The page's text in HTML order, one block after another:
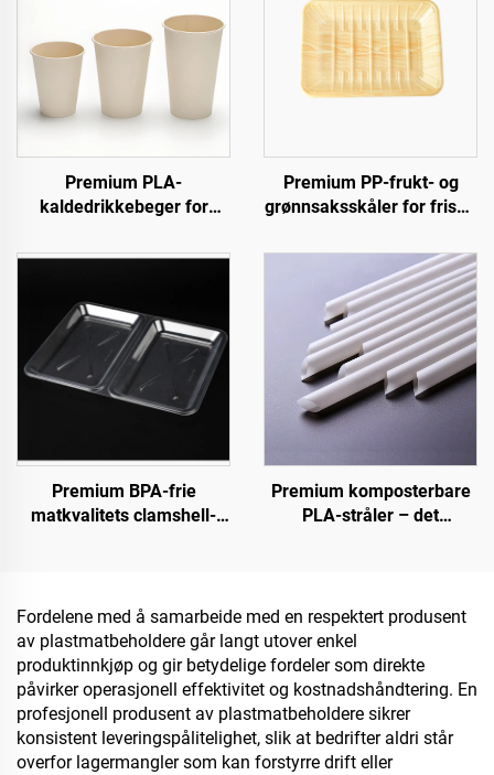
Premium PLA-
kaldedrikkebeger for
Premium PP-frukt- og
grønnsaksskåler for friske
Premium BPA-frie
matkvalitets clamshell-
Premium komposterbare
PLA-stråler – det
Fordelene med å samarbeide med en respektert produsent
av plastmatbeholdere går langt utover enkel
produktinnkjøp og gir betydelige fordeler som direkte
påvirker operasjonell effektivitet og kostnadshåndtering. En
profesjonell produsent av plastmatbeholdere sikrer
konsistent leveringspålitelighet, slik at bedrifter aldri står
overfor lagermangler som kan forstyrre drift eller